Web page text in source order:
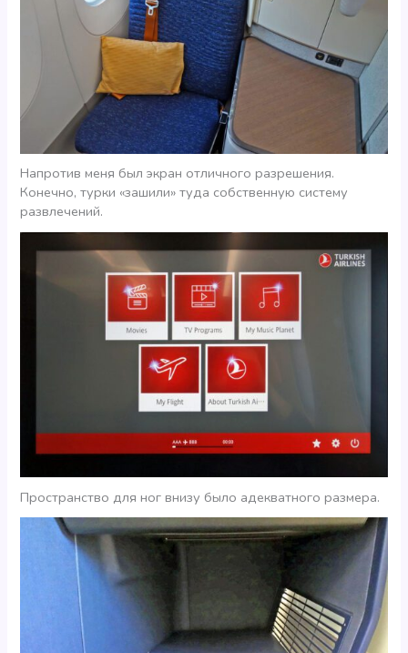
Напротив меня был экран отличного разрешения.
Конечно, турки «зашили» туда собственную систему
развлечений.
Пространство для ног внизу было адекватного размера.